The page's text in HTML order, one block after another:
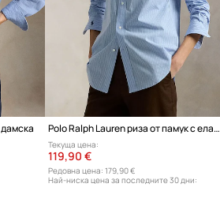
Таблица с размери
Polo Ralph Lauren риза от памук с еластан дамска
Текуща цена:
119,90 €
Редовна цена: 179,90 €
Най-ниска цена за последните 30 дни: